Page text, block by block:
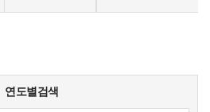
연도별검색